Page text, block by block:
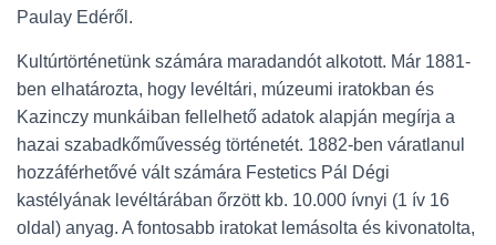
Paulay Edéről.
Kultúrtörténetünk számára maradandót alkotott. Már 1881-
ben elhatározta, hogy levéltári, múzeumi iratokban és
Kazinczy munkáiban fellelhető adatok alapján megírja a
hazai szabadkőművesség történetét. 1882-ben váratlanul
hozzáférhetővé vált számára Festetics Pál Dégi
kastélyának levéltárában őrzött kb. 10.000 ívnyi (1 ív 16
oldal) anyag. A fontosabb iratokat lemásolta és kivonatolta,